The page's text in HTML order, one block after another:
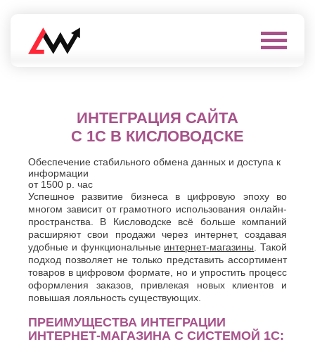
Выберите
город
Альметьевск
Анапа
Арзамас
Армавир
Архангельск
Астрахань
Б
Балаково
Балашиха
Батайск
Бахчисарай
Березники
Благовещенск
Нижневартовск
Нижнекамск
Нижний
Нижний
Тагил
Новокуйбышевск
Новомосковск
Новороссийск
Новочебоксарск
Новочеркасск
Новошахтинск
Новый
Уренгой
Ноябрьск
О
ИНТЕГРАЦИЯ САЙТА
С 1С В КИСЛОВОДСКЕ
Обеспечение стабильного обмена данных и доступа к
информации
от 1500 р. час
Успешное развитие бизнеса в цифровую эпоху во
многом зависит от грамотного использования онлайн-
пространства. В Кисловодске всё больше компаний
расширяют свои продажи через интернет, создавая
удобные и функциональные интернет-магазины . Такой
подход позволяет не только представить ассортимент
товаров в цифровом формате, но и упростить процесс
оформления заказов, привлекая новых клиентов и
повышая лояльность существующих.
ПРЕИМУЩЕСТВА ИНТЕГРАЦИИ
ИНТЕРНЕТ-МАГАЗИНА С СИСТЕМОЙ 1С: